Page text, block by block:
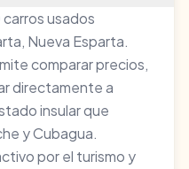
usados
Nueva Esparta.
comparar precios,
directamente a
insular que
y Cubagua.
por el turismo y